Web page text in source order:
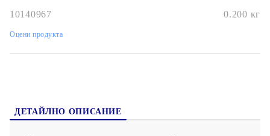
10140967 0.200 кг
Оцени продукта
ДЕТАЙЛНО ОПИСАНИЕ